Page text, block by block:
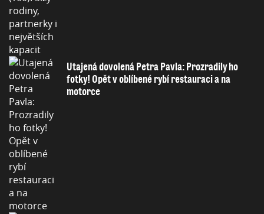
Utajená dovolená Petra Pavla: Prozradily ho
fotky! Opět v oblíbené rybí restauraci a na
motorce